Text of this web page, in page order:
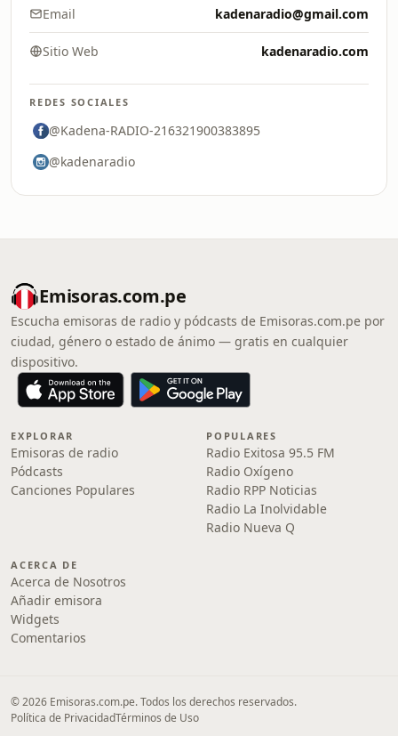
Email kadenaradio@gmail.com
Sitio Web kadenaradio.com
REDES SOCIALES
@Kadena-RADIO-216321900383895
@kadenaradio
Emisoras.com.pe
Escucha emisoras de radio y pódcasts de Emisoras.com.pe por
ciudad, género o estado de ánimo — gratis en cualquier
dispositivo.
EXPLORAR
Emisoras de radio
Pódcasts
Canciones Populares
POPULARES
Radio Exitosa 95.5 FM
Radio Oxígeno
Radio RPP Noticias
Radio La Inolvidable
Radio Nueva Q
ACERCA DE
Acerca de Nosotros
Añadir emisora
Widgets
Comentarios
© 2026 Emisoras.com.pe. Todos los derechos reservados.
Política de PrivacidadTérminos de Uso